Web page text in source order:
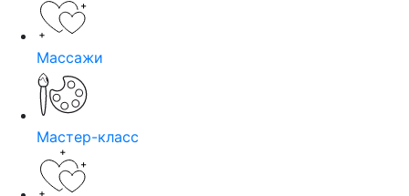
Массажи
Мастер-класс